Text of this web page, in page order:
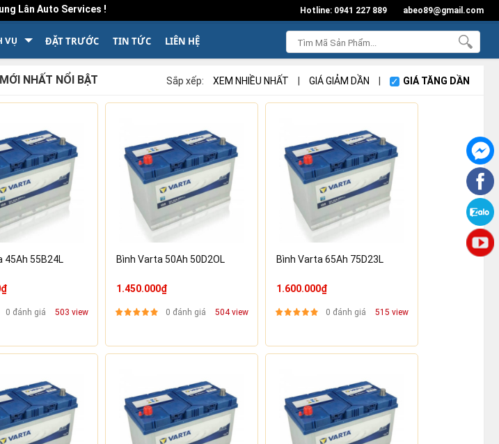
Auto Services ! Hotline: 0941 227 889 abeo89@gmail.com
VỤ ĐẶT TRƯỚC TIN TỨC LIÊN HỆ
NHẤT NỔI BẬT Sắp xếp: XEM NHIỀU NHẤT GIÁ GIẢM DẦN GIÁ TĂNG DẦN
45Ah 55B24L
0 đánh giá 503 view
Bình Varta 50Ah 50D2OL
1.450.000₫
0 đánh giá 504 view
Bình Varta 65Ah 75D23L
1.600.000₫
0 đánh giá 515 view